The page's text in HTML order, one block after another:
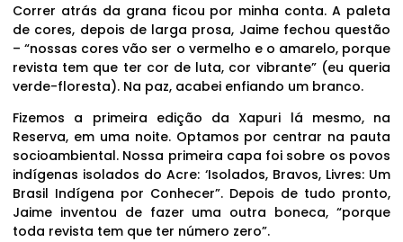
Correr atrás da grana ficou por minha conta. A paleta
de cores, depois de larga prosa, Jaime fechou questão
– “nossas cores vão ser o vermelho e o amarelo, porque
revista tem que ter cor de luta, cor vibrante” (eu queria
verde-floresta). Na paz, acabei enfiando um branco.
Fizemos a primeira edição da Xapuri lá mesmo, na
Reserva, em uma noite. Optamos por centrar na pauta
socioambiental. Nossa primeira capa foi sobre os povos
indígenas isolados do Acre: ‘Isolados, Bravos, Livres: Um
Brasil Indígena por Conhecer”. Depois de tudo pronto,
Jaime inventou de fazer uma outra boneca, “porque
toda revista tem que ter número zero”.